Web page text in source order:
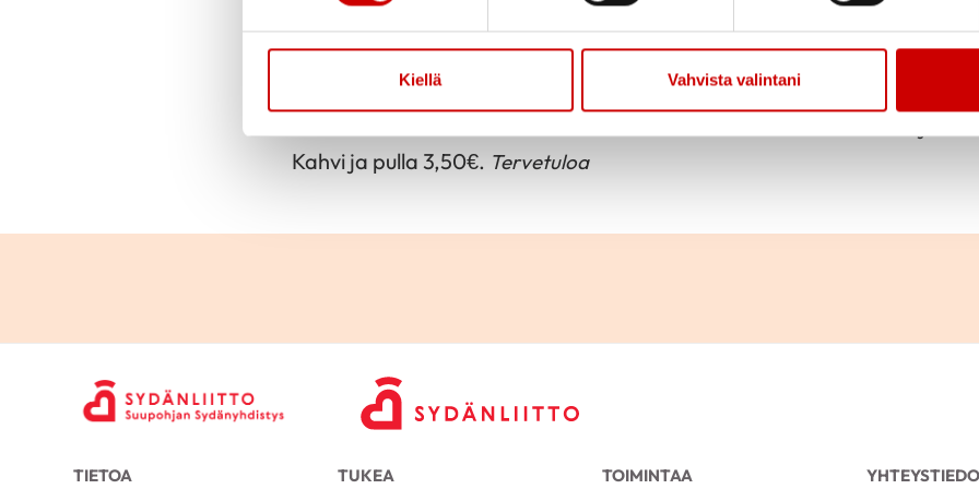
Kiellä Vahvista valintani
Sydänkahvila alkaa Ojalan Pakarissa. Kokoonnutaan aina kuukauden
Kahvi ja pulla 3,50€. Tervetuloa
TIETOA TUKEA TOIMINTAA